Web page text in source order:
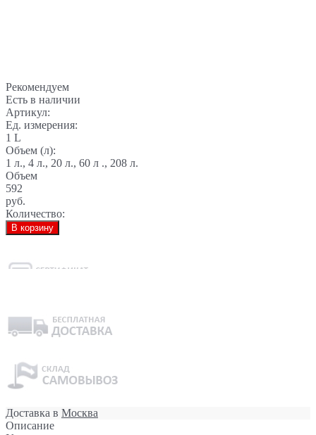
Рекомендуем
Есть в наличии
Артикул:
Ед. измерения:
1 L
Объем (л):
1 л., 4 л., 20 л., 60 л ., 208 л.
Объем
592
руб.
Количество:
В корзину
Доставка в Москва
Описание